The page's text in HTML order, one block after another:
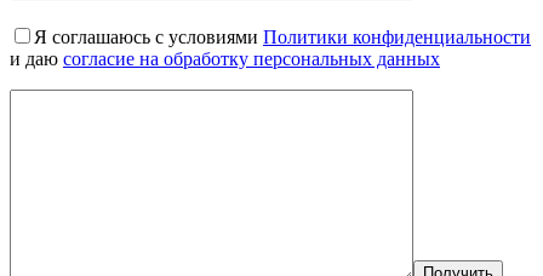
Я соглашаюсь с условиями Политики конфиденциальности
и даю согласие на обработку персональных данных